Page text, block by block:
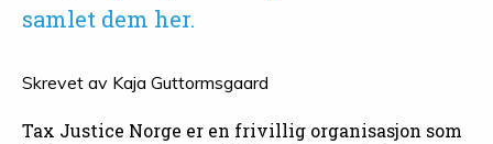
samlet dem her.
Skrevet av Kaja Guttormsgaard
Tax Justice Norge er en frivillig organisasjon som